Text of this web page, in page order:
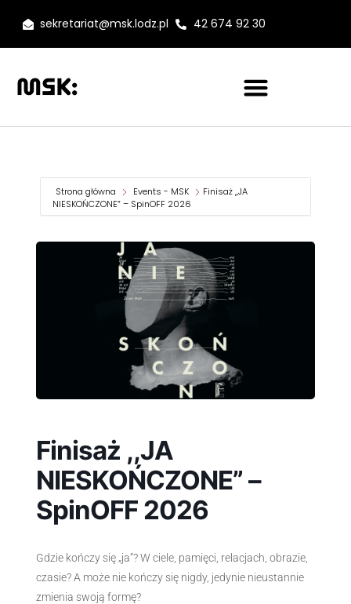
sekretariat@msk.lodz.pl 42 674 92 30
Strona główna Events - MSK
Finisaż ,,JA
NIESKOŃCZONE” – SpinOFF 2026
Finisaż ,,JA
NIESKOŃCZONE” –
SpinOFF 2026
Gdzie kończy się „ja”? W ciele, pamięci, relacjach, obrazie,
czasie? A może nie kończy się nigdy, jedynie nieustannie
zmienia swoją formę?